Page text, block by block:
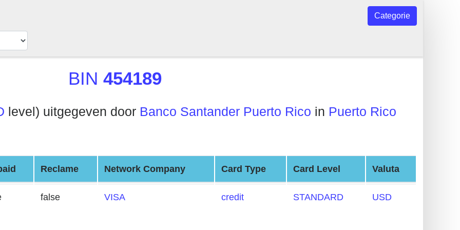
Categorie
BIN 454189
level) uitgegeven door Banco Santander Puerto Rico in Puerto Rico
Reclame Network Company Card Type Card Level Valuta
false VISA credit STANDARD USD